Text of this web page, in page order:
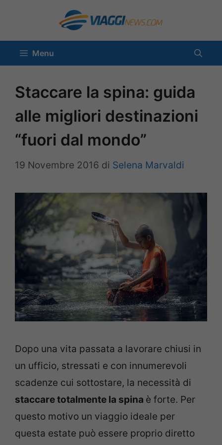
contenuto
Menu
Staccare la spina: guida
alle migliori destinazioni
“fuori dal mondo”
19 Novembre 2016 di Selena Marvaldi
Dopo una vita passata a lavorare chiusi in
un ufficio, stressati e con innumerevoli
scadenze cui sottostare, la necessità di
staccare totalmente la spina è forte. Per
questo motivo un viaggio ideale per
questa estate può essere proprio diretto